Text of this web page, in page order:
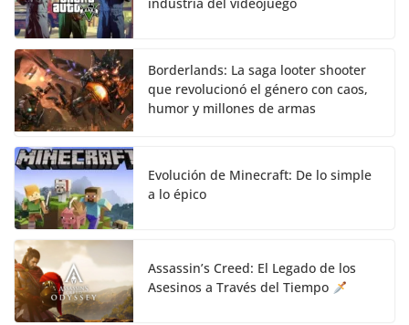
industria del videojuego
Borderlands: La saga looter shooter
que revolucionó el género con caos,
humor y millones de armas
Evolución de Minecraft: De lo simple
a lo épico
Assassin’s Creed: El Legado de los
Asesinos a Través del Tiempo